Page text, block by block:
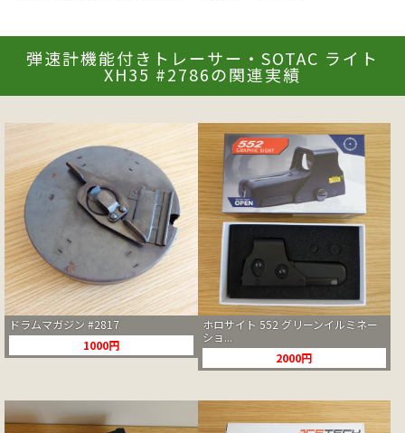
弾速計機能付きトレーサー・SOTAC ライト
XH35 #2786の関連実績
ドラムマガジン #2817
1000円
ホロサイト 552 グリーンイルミネー
ショ...
2000円